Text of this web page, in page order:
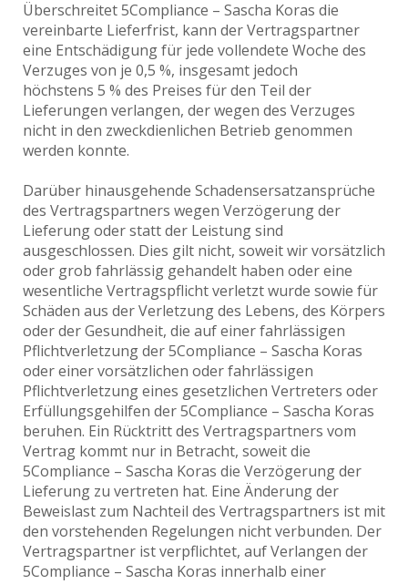
Überschreitet 5Compliance – Sascha Koras die
vereinbarte Lieferfrist, kann der Vertragspartner
eine Entschädigung für jede vollendete Woche des
Verzuges von je 0,5 %, insgesamt jedoch
höchstens 5 % des Preises für den Teil der
Lieferungen verlangen, der wegen des Verzuges
nicht in den zweckdienlichen Betrieb genommen
werden konnte.
Darüber hinausgehende Schadensersatzansprüche
des Vertragspartners wegen Verzögerung der
Lieferung oder statt der Leistung sind
ausgeschlossen. Dies gilt nicht, soweit wir vorsätzlich
oder grob fahrlässig gehandelt haben oder eine
wesentliche Vertragspflicht verletzt wurde sowie für
Schäden aus der Verletzung des Lebens, des Körpers
oder der Gesundheit, die auf einer fahrlässigen
Pflichtverletzung der 5Compliance – Sascha Koras
oder einer vorsätzlichen oder fahrlässigen
Pflichtverletzung eines gesetzlichen Vertreters oder
Erfüllungsgehilfen der 5Compliance – Sascha Koras
beruhen. Ein Rücktritt des Vertragspartners vom
Vertrag kommt nur in Betracht, soweit die
5Compliance – Sascha Koras die Verzögerung der
Lieferung zu vertreten hat. Eine Änderung der
Beweislast zum Nachteil des Vertragspartners ist mit
den vorstehenden Regelungen nicht verbunden. Der
Vertragspartner ist verpflichtet, auf Verlangen der
5Compliance – Sascha Koras innerhalb einer